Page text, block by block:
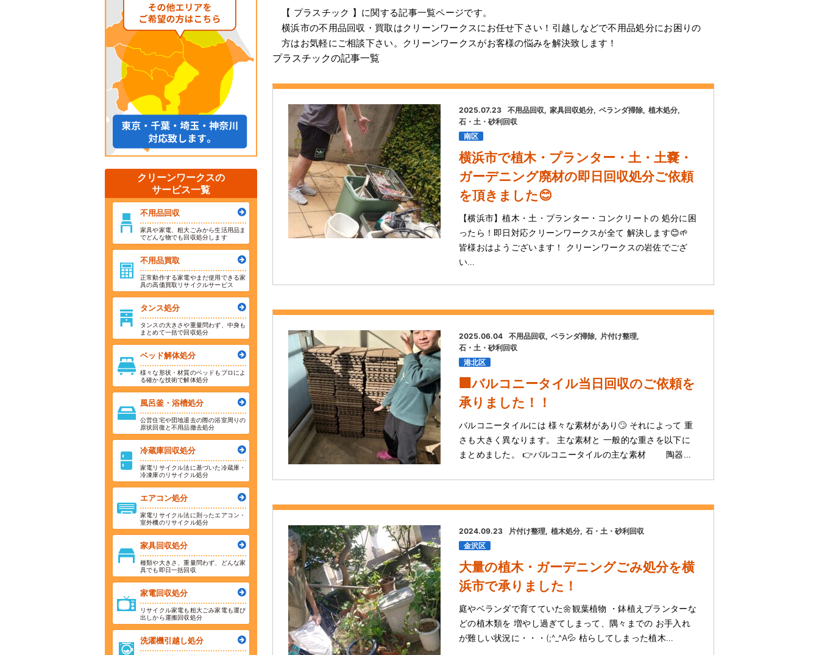
【 プラスチック 】に関する記事一覧ページです。
横浜市の不用品回収・買取はクリーンワークスにお任せ下さい！引越しなどで不用品処分にお困りの
方はお気軽にご相談下さい。クリーンワークスがお客様の悩みを解決致します！
プラスチックの記事一覧
2025.07.23 不用品回収 家具回収処分 ベランダ掃除 植木処分
石・土・砂利回収
南区
横浜市で植木・プランター・土・土嚢・
ガーデニング廃材の即日回収処分ご依頼
を頂きました😊
【横浜市】植木・土・プランター・コンクリートの 処分に困
ったら！即日対応クリーンワークスが全て 解決します😊🌱
皆様おはようございます！ クリーンワークスの岩佐でござ
い…
2025.06.04 不用品回収 ベランダ掃除
片付け整理
石・土・砂利回収
港北区
🏢バルコニータイル当日回収のご依頼を
承りました！！
バルコニータイルには 様々な素材があり🙄 それによって 重
さも大きく異なります。 主な素材と 一般的な重さを以下に
まとめました。 👉バルコニータイルの主な素材 陶器…
2024.09.23 片付け整理 植木処分 石・土・砂利回収
金沢区
大量の植木・ガーデニングごみ処分を横
浜市で承りました！
庭やベランダで育てていた🌼観葉植物 ・鉢植えプランターな
どの植木類を 増やし過ぎてしまって、隅々までの お手入れ
が難しい状況に・・・(;^_^A💦 枯らしてしまった植木…
クリーンワークスの
サービス一覧
不用品回収
家具や家電、粗大ごみから生活用品ま
でどんな物でも回収処分します
不用品買取
正常動作する家電やまだ使用できる家
具の高価買取リサイクルサービス
タンス処分
タンスの大きさや重量問わず、中身も
まとめて一括で回収処分
ベッド解体処分
様々な形状・材質のベッドもプロによ
る確かな技術で解体処分
風呂釜・浴槽処分
公営住宅や団地退去の際の浴室周りの
原状回復と不用品撤去処分
冷蔵庫回収処分
家電リサイクル法に基づいた冷蔵庫・
冷凍庫のリサイクル処分
エアコン処分
家電リサイクル法に則ったエアコン・
室外機のリサイクル処分
家具回収処分
種類や大きさ、重量問わず、どんな家
具でも即日一括回収
家電回収処分
リサイクル家電も粗大ごみ家電も運び
出しから運搬回収処分
洗濯機引越し処分